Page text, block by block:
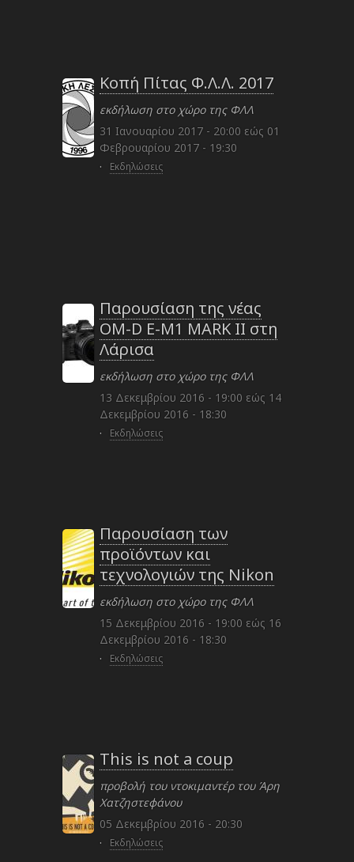
Κοπή Πίτας Φ.Λ.Λ. 2017
εκδήλωση στο χώρο της ΦΛΛ
31 Ιανουαρίου 2017 - 20:00 εώς 01
Φεβρουαρίου 2017 - 19:30
· Εκδηλώσεις
Παρουσίαση της νέας
OM-D E-M1 MARK II στη
Λάρισα
εκδήλωση στο χώρο της ΦΛΛ
13 Δεκεμβρίου 2016 - 19:00 εώς 14
Δεκεμβρίου 2016 - 18:30
· Εκδηλώσεις
Παρουσίαση των
προϊόντων και
τεχνολογιών της Nikon
εκδήλωση στο χώρο της ΦΛΛ
15 Δεκεμβρίου 2016 - 19:00 εώς 16
Δεκεμβρίου 2016 - 18:30
· Εκδηλώσεις
This is not a coup
προβολή του ντοκιμαντέρ του Άρη
Χατζηστεφάνου
05 Δεκεμβρίου 2016 - 20:30
· Εκδηλώσεις